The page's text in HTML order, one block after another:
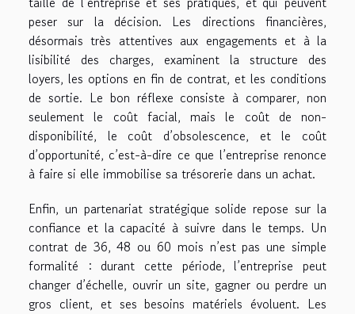
peser sur la décision. Les directions financières,
désormais très attentives aux engagements et à la
lisibilité des charges, examinent la structure des
loyers, les options en fin de contrat, et les conditions
de sortie. Le bon réflexe consiste à comparer, non
seulement le coût facial, mais le coût de non-
disponibilité, le coût d’obsolescence, et le coût
d’opportunité, c’est-à-dire ce que l’entreprise renonce
à faire si elle immobilise sa trésorerie dans un achat.
Enfin, un partenariat stratégique solide repose sur la
confiance et la capacité à suivre dans le temps. Un
contrat de 36, 48 ou 60 mois n’est pas une simple
formalité : durant cette période, l’entreprise peut
changer d’échelle, ouvrir un site, gagner ou perdre un
gros client, et ses besoins matériels évoluent. Les